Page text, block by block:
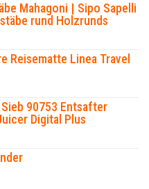
Mahagoni | Sipo Sapelli
rund Holzrunds
Linea Travel
90753 Entsafter
Digital Plus